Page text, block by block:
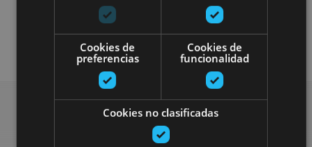
Localidades Camino de Santiago
Visitas guiadas
Cookies de
preferencias
Cookies de
funcionalidad
Cookies no clasificadas